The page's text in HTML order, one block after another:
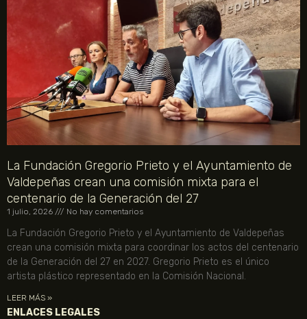
La Fundación Gregorio Prieto y el Ayuntamiento de
Valdepeñas crean una comisión mixta para el
centenario de la Generación del 27
1 julio, 2026 No hay comentarios
La Fundación Gregorio Prieto y el Ayuntamiento de Valdepeñas
crean una comisión mixta para coordinar los actos del centenario
de la Generación del 27 en 2027. Gregorio Prieto es el único
artista plástico representado en la Comisión Nacional.
LEER MÁS »
ENLACES LEGALES